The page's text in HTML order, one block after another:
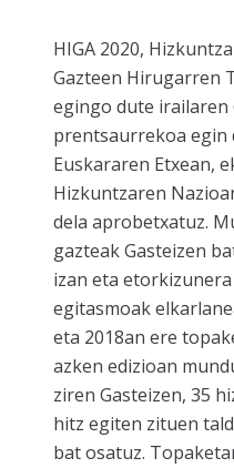
HIGA 2020,
Gazteen Hirugarren
egingo dute irailaren
prentsaurrekoa egin
Euskararen Etxean,
Hizkuntzaren
dela aprobetxatuz.
gazteak Gasteizen
izan eta
egitasmoak
eta 2018an ere
azken edizioan
ziren Gasteizen, 35
hitz egiten zituen
bat osatuz.